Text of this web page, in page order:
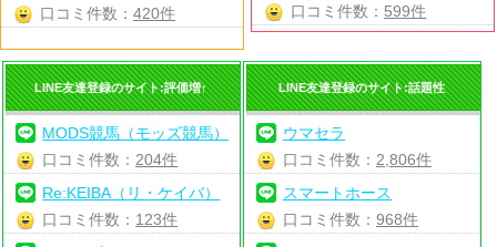
口コミ件数： 599件
口コミ件数： 420件
LINE友達登録のサイト:評価増↑
MODS競馬（モッズ競馬）
口コミ件数： 204件
Re:KEIBA（リ・ケイバ）
口コミ件数： 123件
LINE友達登録のサイト:話題性
ウマセラ
口コミ件数： 2,806件
スマートホース
口コミ件数： 968件